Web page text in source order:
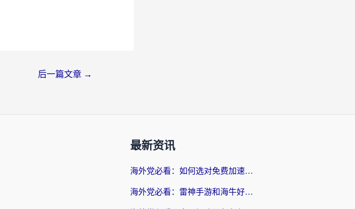
后一篇文章 →
最新资讯
海外党必看：如何选对免费加速器，无缝访问国内资源不踩坑？
海外党必看：雷神手游和海牛好用吗？+3款热门加速器实测对比，附番茄加速器无缝回国指南